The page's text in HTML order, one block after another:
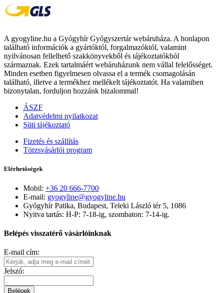
A gyogyline.hu a Gyógyhír Gyógyszertár webáruháza. A honlapon
található információk a gyártóktól, forgalmazóktól, valamint
nyilvánosan fellelhető szakkönyvekből és tájékoztatókból
származnak. Ezek tartalmáért webáruházunk nem vállal felelősséget.
Minden esetben figyelmesen olvassa el a termék csomagolásán
található, illetve a termékhez mellékelt tájékoztatót. Ha valamiben
bizonytalan, forduljon hozzánk bizalommal!
ÁSZF
Adatvédelmi nyilatkozat
Süti tájékoztató
Fizetés és szállítás
Törzsvásárlói program
Elérhetőségek
Mobil: +36 20 666-7700
E-mail: gyogyline@gyogyline.hu
Gyógyhír Patika, Budapest, Teleki László tér 5, 1086
Nyitva tartás: H-P: 7-18-ig, szombaton: 7-14-ig.
Belépés visszatérő vásárlóinknak
E-mail cím:
Jelszó:
Belépek